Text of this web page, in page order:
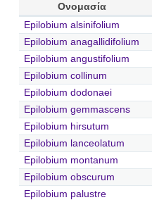
Ονομασία
Epilobium alsinifolium
Epilobium anagallidifolium
Epilobium angustifolium
Epilobium collinum
Epilobium dodonaei
Epilobium gemmascens
Epilobium hirsutum
Epilobium lanceolatum
Epilobium montanum
Epilobium obscurum
Epilobium palustre